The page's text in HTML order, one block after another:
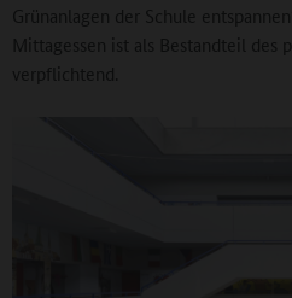
Grünanlagen der Schule
Mittagessen ist als Bestandteil des
verpflichtend.